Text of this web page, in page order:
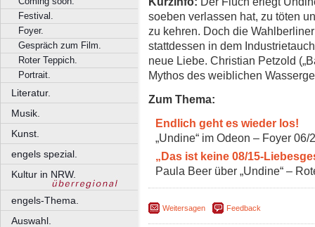
Festival.
Foyer.
Gespräch zum Film.
Roter Teppich.
Portrait.
Literatur.
Musik.
Kunst.
engels spezial.
Kultur in NRW.
engels-Thema.
Auswahl.
soeben verlassen hat, zu töten
zu kehren. Doch die
stattdessen in dem
neue Liebe. Christian Petzold
Mythos des weiblichen
Zum Thema:
Endlich geht es wieder los!
„Undine“ im Odeon – Foyer 06/
„Das ist keine 08/15-
Paula Beer über „Undine“ –
Weitersagen Feedback